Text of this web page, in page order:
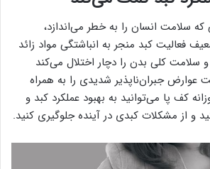
که سلامت انسان را به خطر می‌اندازد،
فعالیت کبد منجر به انباشتگی مواد زائد
کلی بدن را دچار اختلال می‌کند
عوارض جبران‌ناپذیر شدیدی را به همراه
کف پا می‌توانید به بهبود عملکرد کبد و
و از مشکلات کبدی در آینده جلوگیری کنید.